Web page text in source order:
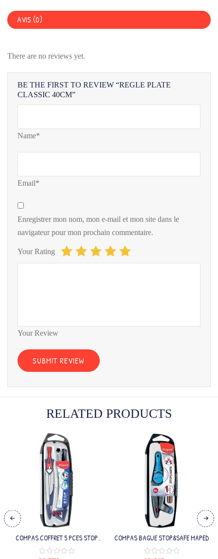
AVIS (0)
There are no reviews yet.
BE THE FIRST TO REVIEW “REGLE PLATE
CLASSIC 40CM”
Name*
Email*
Enregistrer mon nom, mon e-mail et mon site dans le
navigateur pour mon prochain commentaire.
Your Rating
Your Review
RELATED PRODUCTS
COMPAS COFFRET 5 PCES STOP
SYSTEM MAPED
COMPAS BAGUE STOP&SAFE MAPED